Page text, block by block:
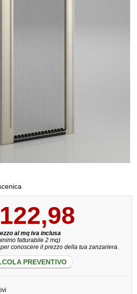
122,98
al mq iva inclusa
fatturabile 2 mq)
conoscere il prezzo della tua zanzariera.
PREVENTIVO